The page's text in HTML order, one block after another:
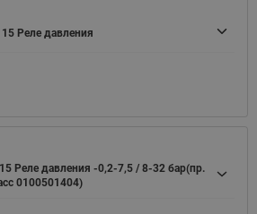
15 Реле давления
Реле давления -0,2-7,5 / 8-32 бар(пр.
0100501404)